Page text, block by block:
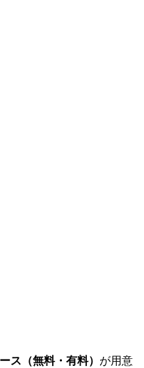
ス（無料・有料） が用意